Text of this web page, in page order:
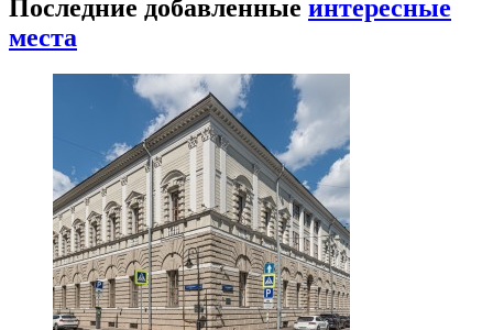
Последние добавленные интересные
места